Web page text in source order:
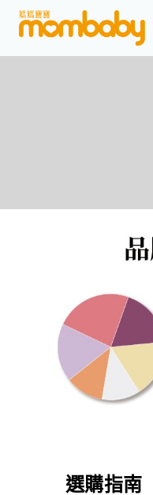
選購指南